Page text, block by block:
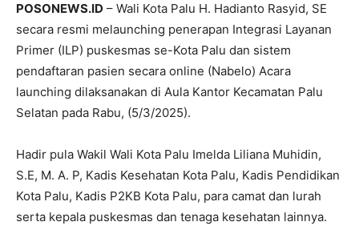
POSONEWS.ID – Wali Kota Palu H. Hadianto Rasyid, SE
secara resmi melaunching penerapan Integrasi Layanan
Primer (ILP) puskesmas se-Kota Palu dan sistem
pendaftaran pasien secara online (Nabelo) Acara
launching dilaksanakan di Aula Kantor Kecamatan Palu
Selatan pada Rabu, (5/3/2025).
Hadir pula Wakil Wali Kota Palu Imelda Liliana Muhidin,
S.E, M. A. P, Kadis Kesehatan Kota Palu, Kadis Pendidikan
Kota Palu, Kadis P2KB Kota Palu, para camat dan lurah
serta kepala puskesmas dan tenaga kesehatan lainnya.